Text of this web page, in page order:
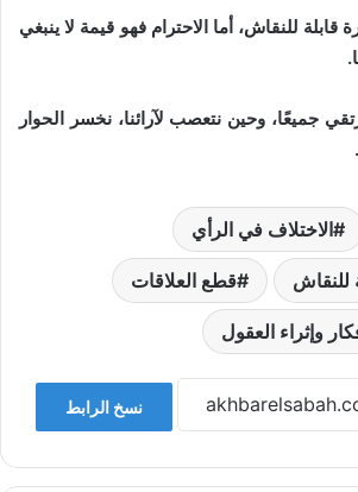
قابلة للنقاش، أما الاحترام فهو قيمة لا ينبغي
جميعًا، وحين نتعصب لآرائنا، نخسر الحوار
الاختلاف في الرأي
للنقاش قطع العلاقات
وإثراء العقول
نسخ الرابط